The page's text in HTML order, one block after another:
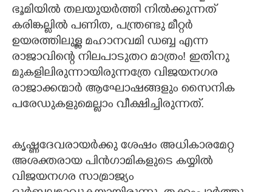
ഭൂമിയിൽ തലയുയർത്തി നിൽക്കുന്നത്
കരിങ്കല്ലിൽ പണിത,​ പന്ത്രണ്ടു മീറ്റർ
ഉയരത്തിലുള്ള മഹാനവമി ഡബ്ബ എന്ന
രാജാവിന്റെ നിലപാടുതറ മാത്രം! ഇതിനു
മുകളിലിരുന്നായിരുന്നത്രേ വിജയനഗര
രാജാക്കന്മാർ ആഘോഷങ്ങളും സൈനിക
പരേഡുകളുമെല്ലാം വീക്ഷിച്ചിരുന്നത്.
കൃഷ്ണദേവരായർക്കു ശേഷം അധികാരമേറ്റ
അശക്തരായ പിൻഗാമികളുടെ കയ്യിൽ
വിജയനഗര സാമ്രാജ്യം